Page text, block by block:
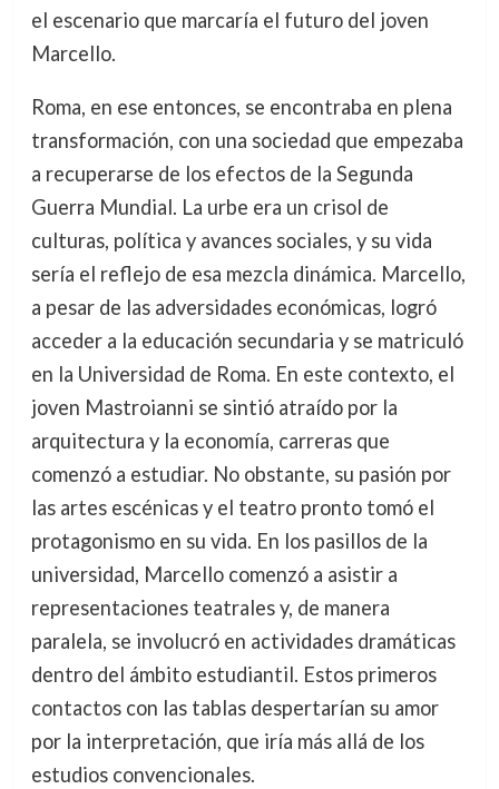
el escenario que marcaría el futuro del joven
Marcello.
Roma, en ese entonces, se encontraba en plena
transformación, con una sociedad que empezaba
a recuperarse de los efectos de la Segunda
Guerra Mundial. La urbe era un crisol de
culturas, política y avances sociales, y su vida
sería el reflejo de esa mezcla dinámica. Marcello,
a pesar de las adversidades económicas, logró
acceder a la educación secundaria y se matriculó
en la Universidad de Roma. En este contexto, el
joven Mastroianni se sintió atraído por la
arquitectura y la economía, carreras que
comenzó a estudiar. No obstante, su pasión por
las artes escénicas y el teatro pronto tomó el
protagonismo en su vida. En los pasillos de la
universidad, Marcello comenzó a asistir a
representaciones teatrales y, de manera
paralela, se involucró en actividades dramáticas
dentro del ámbito estudiantil. Estos primeros
contactos con las tablas despertarían su amor
por la interpretación, que iría más allá de los
estudios convencionales.